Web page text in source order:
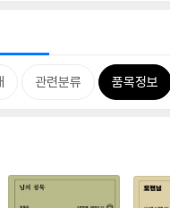
관련분류 품목정보